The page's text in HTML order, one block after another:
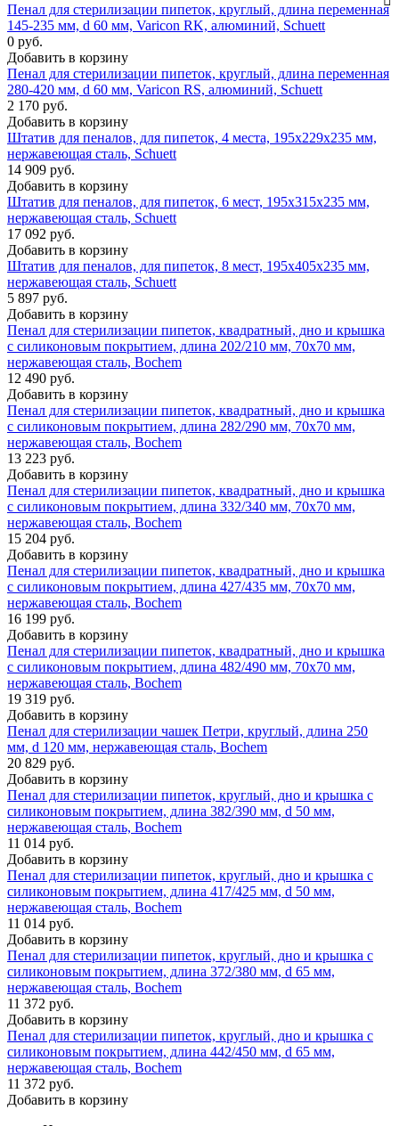
Пенал для стерилизации пипеток, круглый, длина переменная
145-235 мм, d 60 мм, Varicon RK, алюминий, Schuett
0 руб.
Добавить в корзину
Пенал для стерилизации пипеток, круглый, длина переменная
280-420 мм, d 60 мм, Varicon RS, алюминий, Schuett
2 170 руб.
Добавить в корзину
Штатив для пеналов, для пипеток, 4 места, 195x229x235 мм,
нержавеющая сталь, Schuett
14 909 руб.
Добавить в корзину
Штатив для пеналов, для пипеток, 6 мест, 195x315x235 мм,
нержавеющая сталь, Schuett
17 092 руб.
Добавить в корзину
Штатив для пеналов, для пипеток, 8 мест, 195x405x235 мм,
нержавеющая сталь, Schuett
5 897 руб.
Добавить в корзину
Пенал для стерилизации пипеток, квадратный, дно и крышка
с силиконовым покрытием, длина 202/210 мм, 70x70 мм,
нержавеющая сталь, Bochem
12 490 руб.
Добавить в корзину
Пенал для стерилизации пипеток, квадратный, дно и крышка
с силиконовым покрытием, длина 282/290 мм, 70x70 мм,
нержавеющая сталь, Bochem
13 223 руб.
Добавить в корзину
Пенал для стерилизации пипеток, квадратный, дно и крышка
с силиконовым покрытием, длина 332/340 мм, 70x70 мм,
нержавеющая сталь, Bochem
15 204 руб.
Добавить в корзину
Пенал для стерилизации пипеток, квадратный, дно и крышка
с силиконовым покрытием, длина 427/435 мм, 70x70 мм,
нержавеющая сталь, Bochem
16 199 руб.
Добавить в корзину
Пенал для стерилизации пипеток, квадратный, дно и крышка
с силиконовым покрытием, длина 482/490 мм, 70x70 мм,
нержавеющая сталь, Bochem
19 319 руб.
Добавить в корзину
Пенал для стерилизации чашек Петри, круглый, длина 250
мм, d 120 мм, нержавеющая сталь, Bochem
20 829 руб.
Добавить в корзину
Пенал для стерилизации пипеток, круглый, дно и крышка с
силиконовым покрытием, длина 382/390 мм, d 50 мм,
нержавеющая сталь, Bochem
11 014 руб.
Добавить в корзину
Пенал для стерилизации пипеток, круглый, дно и крышка с
силиконовым покрытием, длина 417/425 мм, d 50 мм,
нержавеющая сталь, Bochem
11 014 руб.
Добавить в корзину
Пенал для стерилизации пипеток, круглый, дно и крышка с
силиконовым покрытием, длина 372/380 мм, d 65 мм,
нержавеющая сталь, Bochem
11 372 руб.
Добавить в корзину
Пенал для стерилизации пипеток, круглый, дно и крышка с
силиконовым покрытием, длина 442/450 мм, d 65 мм,
нержавеющая сталь, Bochem
11 372 руб.
Добавить в корзину